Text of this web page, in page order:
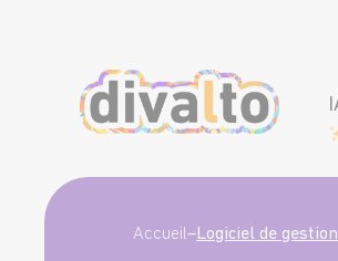
Accueil–